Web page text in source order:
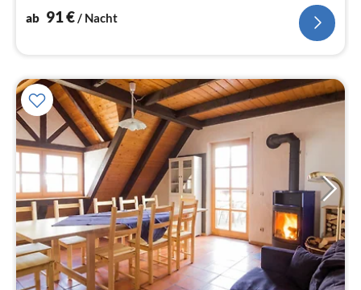
dem 18.
ab 91€/ Nacht